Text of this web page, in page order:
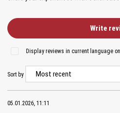
Write
Display reviews in current language
Sort by
05.01.2026, 11:11